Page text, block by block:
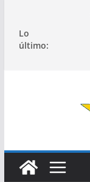
contenido
Lo
último: